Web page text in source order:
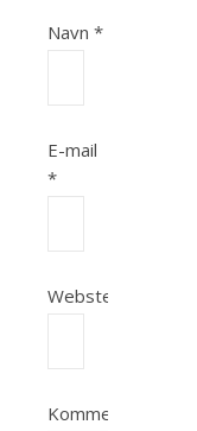
Navn *
E-mail
*
Websted
Kommentar